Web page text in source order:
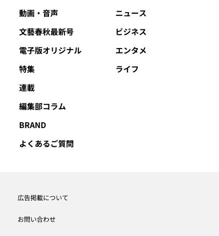
動画・音声
文藝春秋最新号
電子版オリジナル
特集
連載
編集部コラム
BRAND
よくあるご質問
ニュース
ビジネス
エンタメ
ライフ
広告掲載について
お問い合わせ